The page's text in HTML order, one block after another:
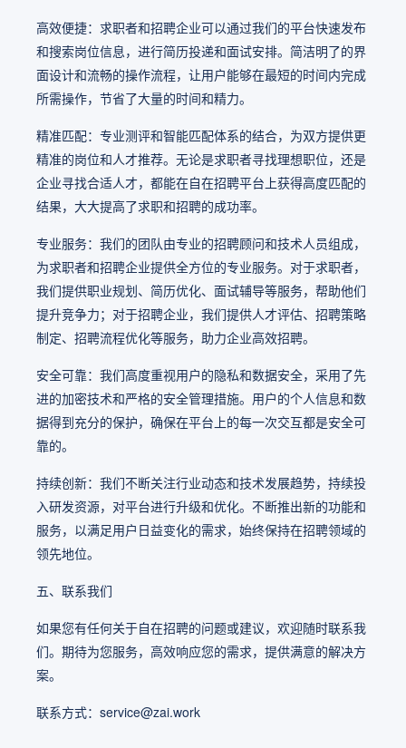
高效便捷：求职者和招聘企业可以通过我们的平台快速发布
和搜索岗位信息，进行简历投递和面试安排。简洁明了的界
面设计和流畅的操作流程，让用户能够在最短的时间内完成
所需操作，节省了大量的时间和精力。
精准匹配：专业测评和智能匹配体系的结合，为双方提供更
精准的岗位和人才推荐。无论是求职者寻找理想职位，还是
企业寻找合适人才，都能在自在招聘平台上获得高度匹配的
结果，大大提高了求职和招聘的成功率。
专业服务：我们的团队由专业的招聘顾问和技术人员组成，
为求职者和招聘企业提供全方位的专业服务。对于求职者，
我们提供职业规划、简历优化、面试辅导等服务，帮助他们
提升竞争力；对于招聘企业，我们提供人才评估、招聘策略
制定、招聘流程优化等服务，助力企业高效招聘。
安全可靠：我们高度重视用户的隐私和数据安全，采用了先
进的加密技术和严格的安全管理措施。用户的个人信息和数
据得到充分的保护，确保在平台上的每一次交互都是安全可
靠的。
持续创新：我们不断关注行业动态和技术发展趋势，持续投
入研发资源，对平台进行升级和优化。不断推出新的功能和
服务，以满足用户日益变化的需求，始终保持在招聘领域的
领先地位。
五、联系我们
如果您有任何关于自在招聘的问题或建议，欢迎随时联系我
们。期待为您服务，高效响应您的需求，提供满意的解决方
案。
联系方式：service@zai.work